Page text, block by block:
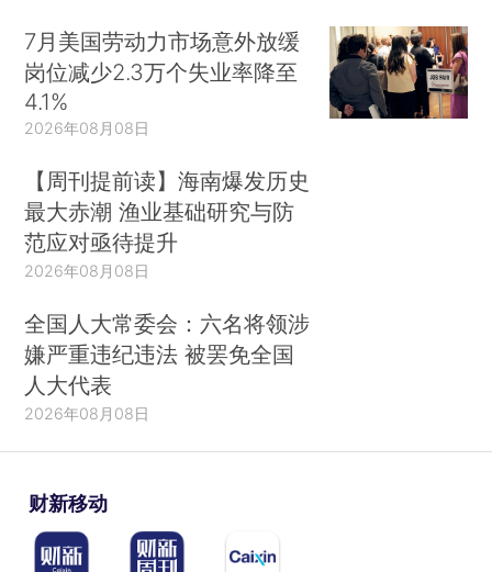
7月美国劳动力市场意外放缓
岗位减少2.3万个失业率降至
4.1%
2026年08月08日
【周刊提前读】海南爆发历史
最大赤潮 渔业基础研究与防
范应对亟待提升
2026年08月08日
全国人大常委会：六名将领涉
嫌严重违纪违法 被罢免全国
人大代表
2026年08月08日
财新移动